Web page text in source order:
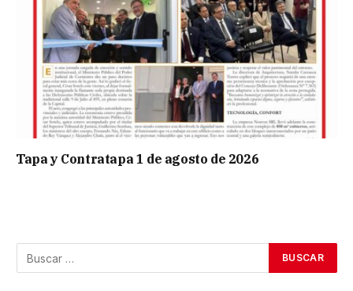
Tapa y Contratapa 1 de agosto de 2026